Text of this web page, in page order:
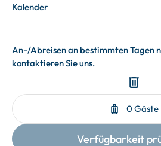
Kalender